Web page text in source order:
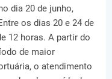
dia 20 de junho,
os dias 20 e 24 de
12 horas. A partir do
de maior
o atendimento